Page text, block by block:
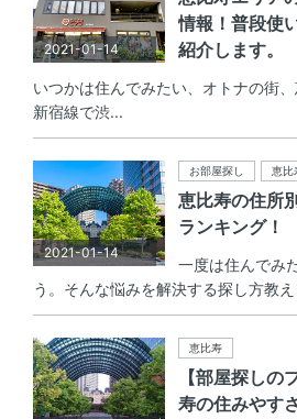
2021-01-14
情報！普段使
紹介します。
いつかは住んでみたい、オトナの街
新宿線で渋...
2021-01-14
お部屋探し 恵比
恵比寿の住所
ランキング！
一度は住んでみ
う。そんな悩みを解決する探し方教
恵比寿
【部屋探しの
寿の住みやす